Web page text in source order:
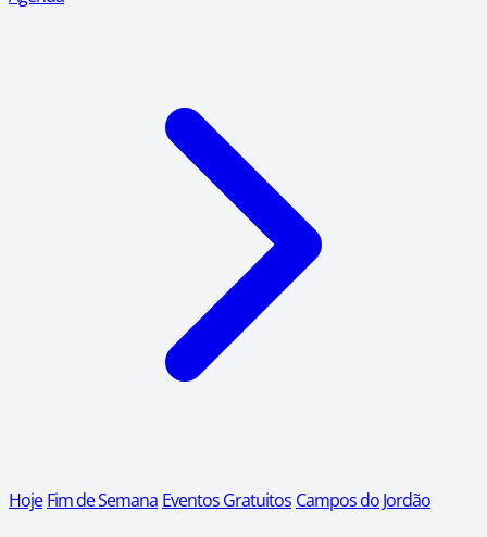
Hoje Fim de Semana Eventos Gratuitos Campos do Jordão